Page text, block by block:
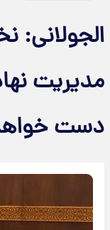
الجولانی:
مدیریت
دست